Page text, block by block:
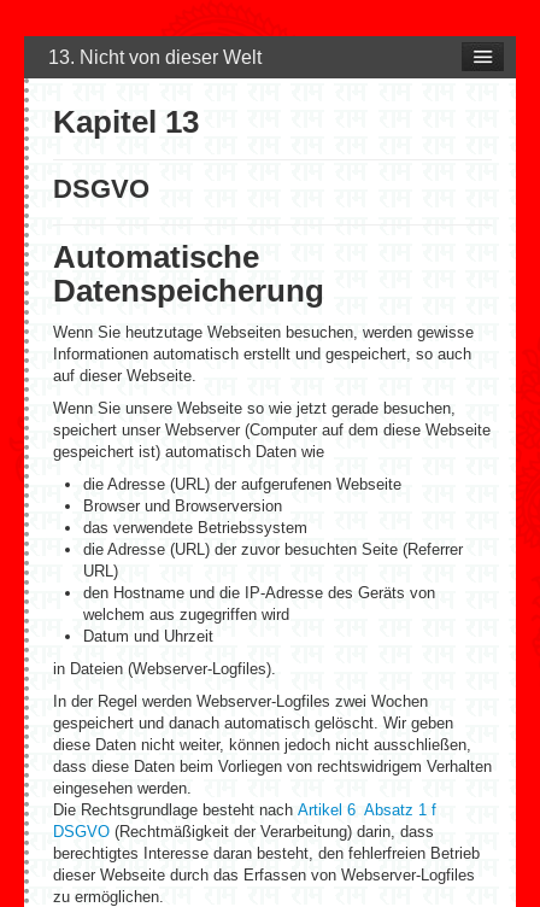
13. Nicht von dieser Welt
Kapitel 13
DSGVO
Automatische
Datenspeicherung
Wenn Sie heutzutage Webseiten besuchen, werden gewisse
Informationen automatisch erstellt und gespeichert, so auch
auf dieser Webseite.
Wenn Sie unsere Webseite so wie jetzt gerade besuchen,
speichert unser Webserver (Computer auf dem diese Webseite
gespeichert ist) automatisch Daten wie
die Adresse (URL) der aufgerufenen Webseite
Browser und Browserversion
das verwendete Betriebssystem
die Adresse (URL) der zuvor besuchten Seite (Referrer
URL)
den Hostname und die IP-Adresse des Geräts von
welchem aus zugegriffen wird
Datum und Uhrzeit
in Dateien (Webserver-Logfiles).
In der Regel werden Webserver-Logfiles zwei Wochen
gespeichert und danach automatisch gelöscht. Wir geben
diese Daten nicht weiter, können jedoch nicht ausschließen,
dass diese Daten beim Vorliegen von rechtswidrigem Verhalten
eingesehen werden.
Die Rechtsgrundlage besteht nach Artikel 6 Absatz 1 f
DSGVO (Rechtmäßigkeit der Verarbeitung) darin, dass
berechtigtes Interesse daran besteht, den fehlerfreien Betrieb
dieser Webseite durch das Erfassen von Webserver-Logfiles
zu ermöglichen.